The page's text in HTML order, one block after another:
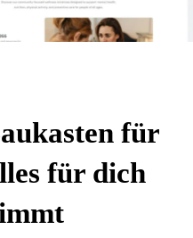
für
für dich